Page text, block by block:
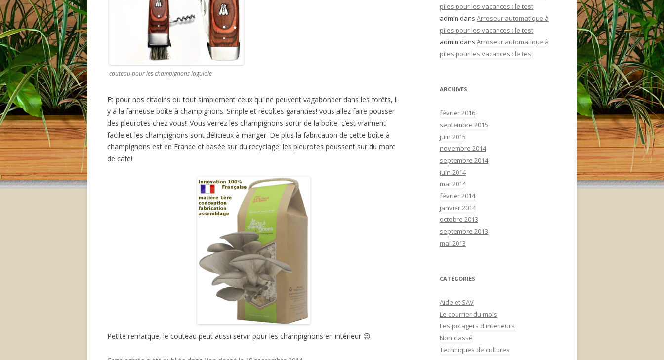
couteau pour les champignons laguiole
Et pour nos citadins ou tout simplement ceux qui ne peuvent vagabonder dans les forêts, il
y a la fameuse boîte à champignons. Simple et récoltes garanties! vous allez faire pousser
des pleurotes chez vous!! Vous verrez les champignons sortir de la boîte, c’est vraiment
facile et les champignons sont délicieux à manger. De plus la fabrication de cette boîte à
champignons est en France et basée sur du recyclage: les pleurotes poussent sur du marc
de café!
Petite remarque, le couteau peut aussi servir pour les champignons en intérieur 😉
piles pour les vacances : le test
admin dansArroseur automatique à
piles pour les vacances : le test
admin dansArroseur automatique à
piles pour les vacances : le test
ARCHIVES
février 2016
septembre 2015
juin 2015
novembre 2014
septembre 2014
juin 2014
mai 2014
février 2014
janvier 2014
octobre 2013
septembre 2013
mai 2013
CATÉGORIES
Aide et SAV
Le courrier du mois
Les potagers d'intérieurs
Non classé
Techniques de cultures